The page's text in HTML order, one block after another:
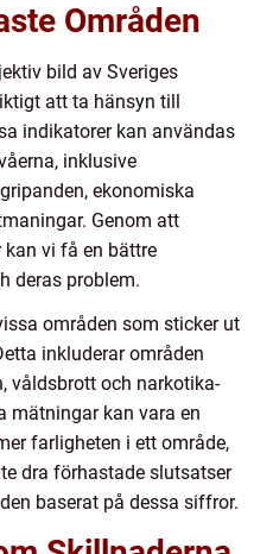
Områden
bild av Sveriges
att ta hänsyn till
indikatorer kan användas
inklusive
ekonomiska
Genom att
vi få en bättre
deras problem.
områden som sticker ut
inkluderar områden
våldsbrott och narkotika-
mätningar kan vara en
farligheten i ett område,
dra förhastade slutsatser
baserat på dessa siffror.